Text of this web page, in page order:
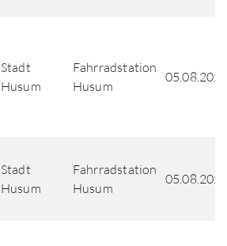
Stadt
Husum
Fahrradstation
Husum
Stadt
Husum
Fahrradstation
Husum